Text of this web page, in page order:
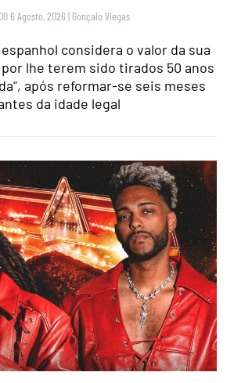
6 Agosto, 2026 | Gonçalo Viegas
considera o valor da sua
lhe terem sido tirados 50 anos
após reformar-se seis meses
da idade legal